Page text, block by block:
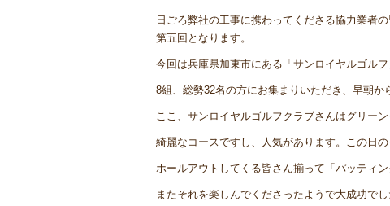
日ごろ弊社の工事に携わってくださる協力業者
第五回となります。
今回は兵庫県加東市にある「サンロイヤルゴルフ
8組、総勢32名の方にお集まりいただき、早朝か
ここ、サンロイヤルゴルフクラブさんはグリー
綺麗なコースですし、人気があります。この日の
ホールアウトしてくる皆さん揃って「パッティ
またそれを楽しんでくださったようで大成功でし